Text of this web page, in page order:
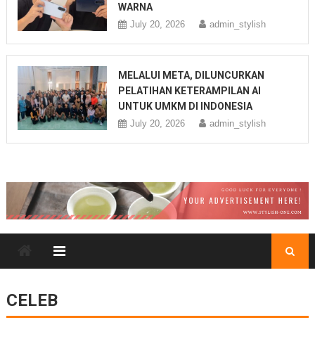
WARNA
July 20, 2026 admin_stylish
MELALUI META, DILUNCURKAN
PELATIHAN KETERAMPILAN AI
UNTUK UMKM DI INDONESIA
July 20, 2026 admin_stylish
CELEB